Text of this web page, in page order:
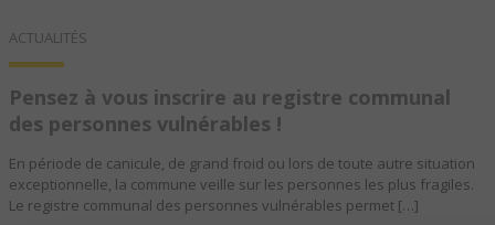
ACTUALITÉS
Pensez à vous inscrire au registre communal
des personnes vulnérables !
En période de canicule, de grand froid ou lors de toute autre situation
exceptionnelle, la commune veille sur les personnes les plus fragiles.
Le registre communal des personnes vulnérables permet […]